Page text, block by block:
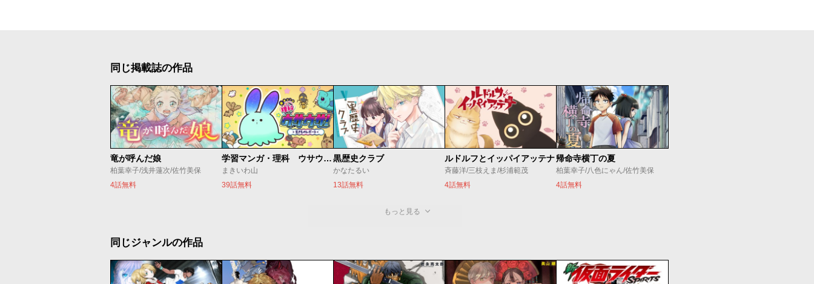
同じ掲載誌の作品
竜が呼んだ娘
柏葉幸子/浅井蓮次/佐竹美保
4話無料
学習マンガ・理科 ウサウサ！
まきいわ山
39話無料
黒歴史クラブ
かなたるい
13話無料
ルドルフとイッパイアッテナ
斉藤洋/三枝えま/杉浦範茂
4話無料
帰命寺横丁の夏
柏葉幸子/八色にゃん/佐竹美保
4話無料
もっと見る
同じジャンルの作品